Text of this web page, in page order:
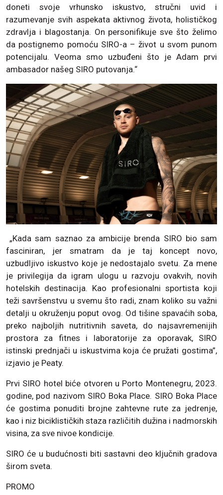
doneti svoje vrhunsko iskustvo, stručni uvid i
razumevanje svih aspekata aktivnog života, holističkog
zdravlja i blagostanja. On personifikuje sve što želimo
da postignemo pomoću SIRO-a – život u svom punom
potencijalu. Veoma smo uzbuđeni što je Adam prvi
ambasador našeg SIRO putovanja.“
„Kada sam saznao za ambicije brenda SIRO bio sam
fasciniran, jer smatram da je taj koncept novo,
uzbudljivo iskustvo koje je nedostajalo svetu. Za mene
je privilegija da igram ulogu u razvoju ovakvih, novih
hotelskih destinacija. Kao profesionalni sportista koji
teži savršenstvu u svemu što radi, znam koliko su važni
detalji u okruženju poput ovog. Od tišine spavaćih soba,
preko najboljih nutritivnih saveta, do najsavremenijih
prostora za fitnes i laboratorije za oporavak, SIRO
istinski prednjači u iskustvima koja će pružati gostima”,
izjavio je Peaty.
Prvi SIRO hotel biće otvoren u Porto Montenegru, 2023.
godine, pod nazivom SIRO Boka Place. SIRO Boka Place
će gostima ponuditi brojne zahtevne rute za jedrenje,
kao i niz biciklističkih staza različitih dužina i nadmorskih
visina, za sve nivoe kondicije.
SIRO će u budućnosti biti sastavni deo ključnih gradova
širom sveta.
PROMO